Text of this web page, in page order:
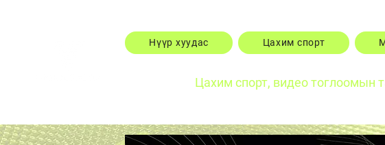
Нүүр хуудас Цахим спорт
Цахим спорт, видео тоглоомын